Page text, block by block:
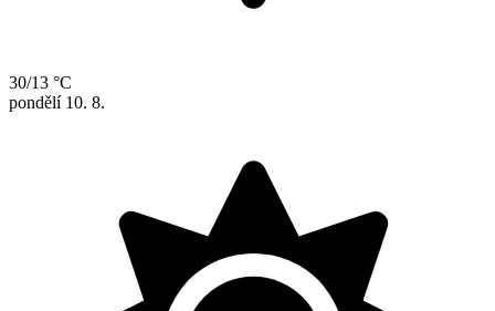
30/13 °C
pondělí 10. 8.